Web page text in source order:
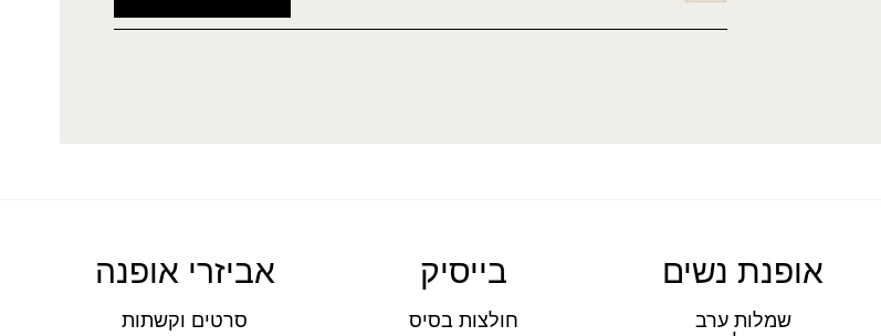
אופנת נשים
שמלות ערב
בייסיק
חולצות בסיס
אביזרי אופנה
סרטים וקשתות